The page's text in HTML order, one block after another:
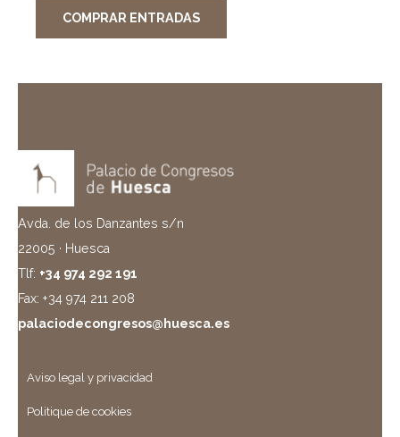
COMPRAR ENTRADAS
Avda. de los Danzantes s/n
22005 · Huesca
Tlf: +34 974 292 191
Fax: +34 974 211 208
palaciodecongresos@huesca.es
Aviso legal y privacidad
Politique de cookies